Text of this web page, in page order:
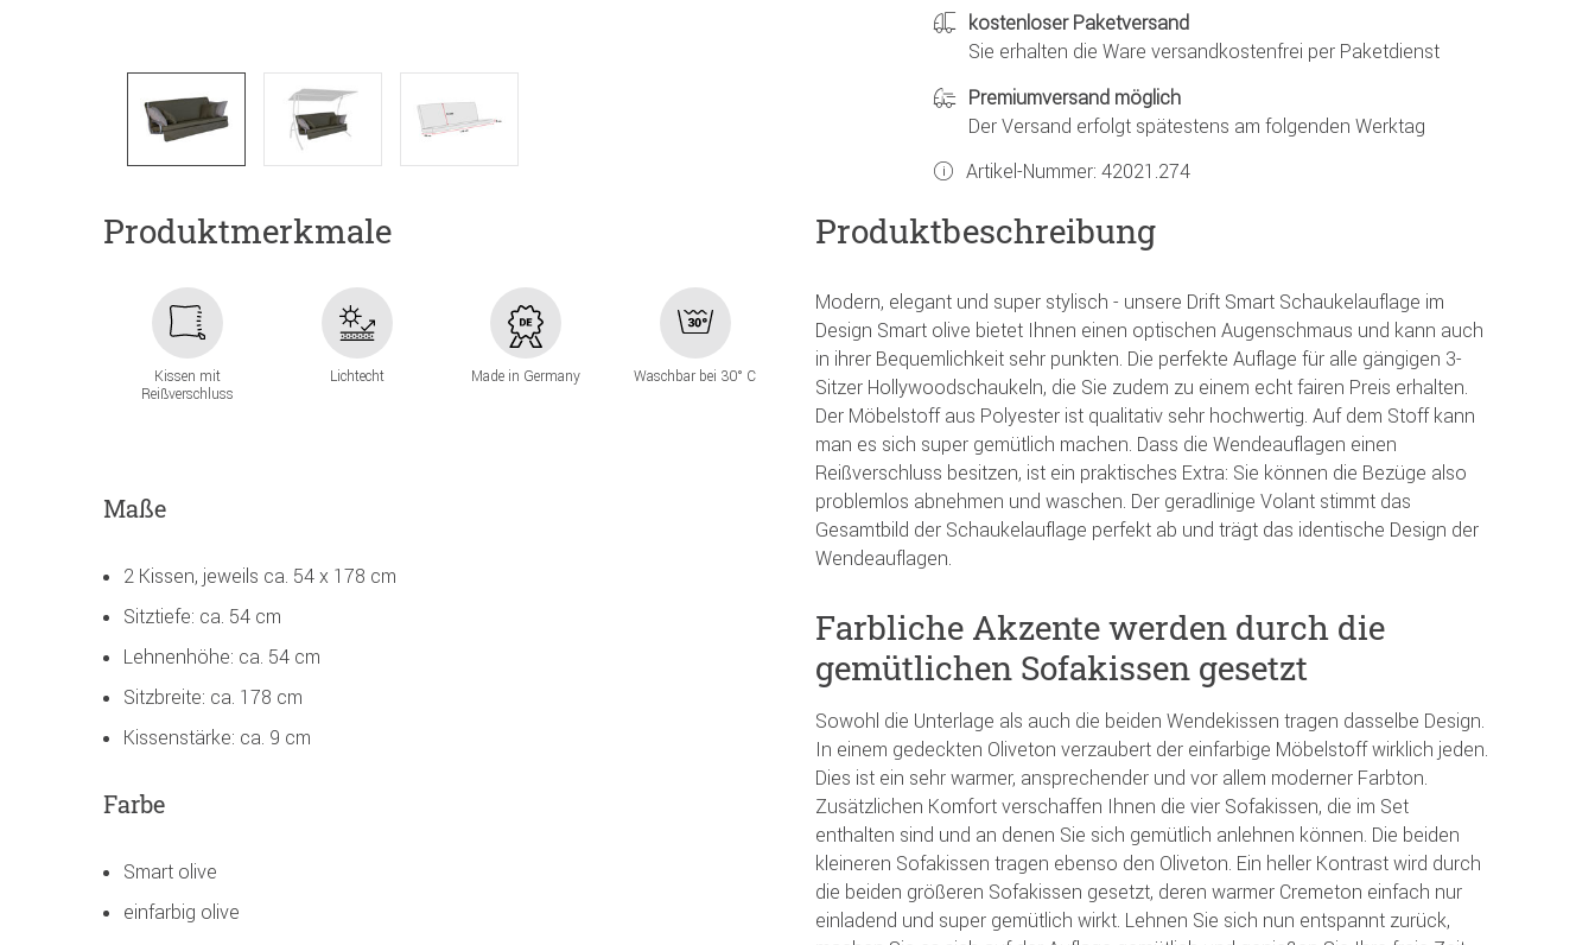
kostenloser Paketversand
Sie erhalten die Ware versandkostenfrei per Paketdienst
Premiumversand möglich
Der Versand erfolgt spätestens am folgenden Werktag
Artikel-Nummer: 42021.274
Produktmerkmale
Kissen mit
Reißverschluss
Lichtecht Made in Germany Waschbar bei 30° C
Maße
2 Kissen, jeweils ca. 54 x 178 cm
Sitztiefe: ca. 54 cm
Lehnenhöhe: ca. 54 cm
Sitzbreite: ca. 178 cm
Kissenstärke: ca. 9 cm
Farbe
Smart olive
einfarbig olive
Produktbeschreibung
Modern, elegant und super stylisch - unsere Drift Smart Schaukelauflage im
Design Smart olive bietet Ihnen einen optischen Augenschmaus und kann auch
in ihrer Bequemlichkeit sehr punkten. Die perfekte Auflage für alle gängigen 3-
Sitzer Hollywoodschaukeln, die Sie zudem zu einem echt fairen Preis erhalten.
Der Möbelstoff aus Polyester ist qualitativ sehr hochwertig. Auf dem Stoff kann
man es sich super gemütlich machen. Dass die Wendeauflagen einen
Reißverschluss besitzen, ist ein praktisches Extra: Sie können die Bezüge also
problemlos abnehmen und waschen. Der geradlinige Volant stimmt das
Gesamtbild der Schaukelauflage perfekt ab und trägt das identische Design der
Wendeauflagen.
Farbliche Akzente werden durch die
gemütlichen Sofakissen gesetzt
Sowohl die Unterlage als auch die beiden Wendekissen tragen dasselbe Design.
In einem gedeckten Oliveton verzaubert der einfarbige Möbelstoff wirklich jeden.
Dies ist ein sehr warmer, ansprechender und vor allem moderner Farbton.
Zusätzlichen Komfort verschaffen Ihnen die vier Sofakissen, die im Set
enthalten sind und an denen Sie sich gemütlich anlehnen können. Die beiden
kleineren Sofakissen tragen ebenso den Oliveton. Ein heller Kontrast wird durch
die beiden größeren Sofakissen gesetzt, deren warmer Cremeton einfach nur
einladend und super gemütlich wirkt. Lehnen Sie sich nun entspannt zurück,